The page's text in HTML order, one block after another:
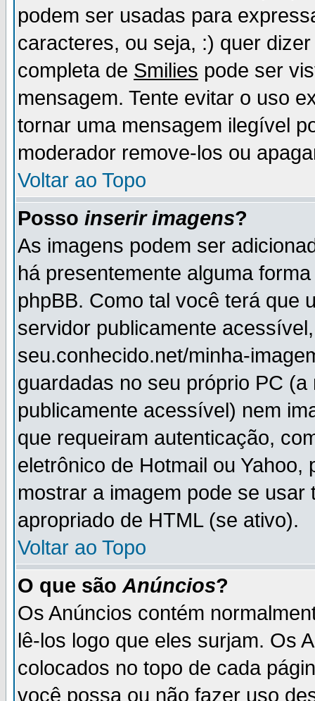
podem ser usadas para
caracteres, ou seja, :) quer
completa de Smilies pode ser
mensagem. Tente evitar o uso
tornar uma mensagem ilegível
moderador remove-los ou
Voltar ao Topo
Posso inserir imagens?
As imagens podem ser
há presentemente alguma
phpBB. Como tal você terá que
servidor publicamente
seu.conhecido.net/minha-
guardadas no seu próprio PC
publicamente acessível) nem
que requeiram autenticação,
eletrônico de Hotmail ou
mostrar a imagem pode se
apropriado de HTML (se ativo).
Voltar ao Topo
O que são Anúncios?
Os Anúncios contém
lê-los logo que eles surjam. Os
colocados no topo de cada
você possa ou não fazer uso